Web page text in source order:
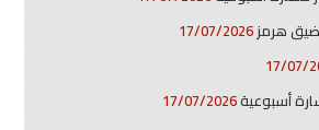
هرمز17/07/2026
17/07/
أسبوعية17/07/2026